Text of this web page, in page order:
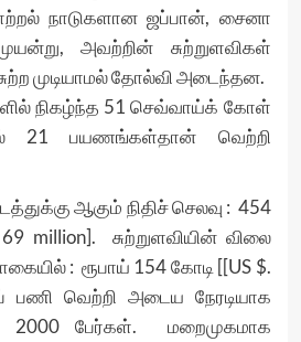
நாடுகளான ஜப்பான், சைனா
அவற்றின் சுற்றுளவிகள்
முடியாமல் தோல்வி அடைந்தன.
நிகழ்ந்த 51 செவ்வாய்க் கோள்
21 பயணங்கள்தான் வெற்றி
ஆகும் நிதிச் செலவு : 454
million]. சுற்றுளவியின் விலை
: ரூபாய் 154 கோடி [[US $.
வெற்றி அடைய நேரடியாக
2000 பேர்கள். மறைமுகமாக